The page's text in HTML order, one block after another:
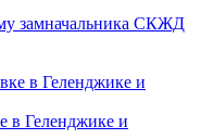
замначальника СКЖД
в Геленджике и